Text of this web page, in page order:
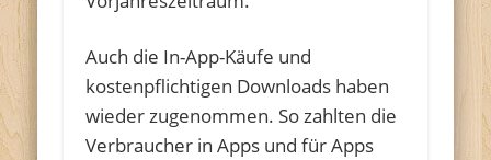
Auch die In-App-Käufe und
kostenpflichtigen Downloads haben
wieder zugenommen. So zahlten die
Verbraucher in Apps und für Apps